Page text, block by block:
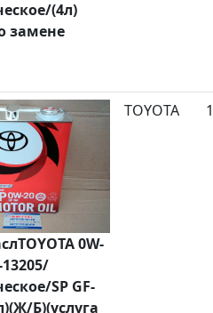
(4л)
замене
0W-
SP GF-
Б)(услуга
TOYOTA 1